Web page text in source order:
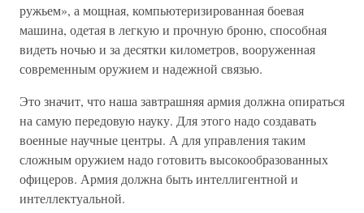
ружьем», а мощная, компьютеризированная боевая
машина, одетая в легкую и прочную броню, способная
видеть ночью и за десятки километров, вооруженная
современным оружием и надежной связью.
Это значит, что наша завтрашняя армия должна опираться
на самую передовую науку. Для этого надо создавать
военные научные центры. А для управления таким
сложным оружием надо готовить высокообразованных
офицеров. Армия должна быть интеллигентной и
интеллектуальной.